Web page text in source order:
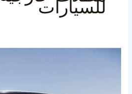
للسيارات